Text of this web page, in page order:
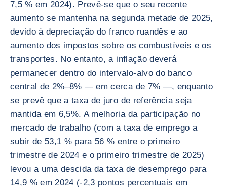
7,5 % em 2024). Prevê-se que o seu recente
aumento se mantenha na segunda metade de 2025,
devido à depreciação do franco ruandês e ao
aumento dos impostos sobre os combustíveis e os
transportes. No entanto, a inflação deverá
permanecer dentro do intervalo-alvo do banco
central de 2%–8% — em cerca de 7% —, enquanto
se prevê que a taxa de juro de referência seja
mantida em 6,5%. A melhoria da participação no
mercado de trabalho (com a taxa de emprego a
subir de 53,1 % para 56 % entre o primeiro
trimestre de 2024 e o primeiro trimestre de 2025)
levou a uma descida da taxa de desemprego para
14,9 % em 2024 (-2,3 pontos percentuais em